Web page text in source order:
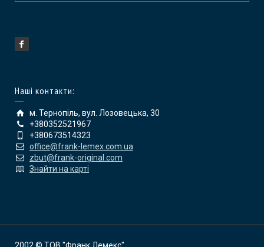
Наші контакти:
м. Тернопіль, вул. Лозовецька, 30
+380352521967
+380673514323
office@frank-lemex.com.ua
zbut@frank-original.com
Знайти на карті